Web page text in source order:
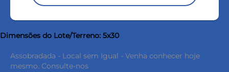
keyboard_backspace
Dimensões do Lote/Terreno: 5x30
Assobradada - Local sem Igual - Venha conhecer hoje
mesmo. Consulte-nos